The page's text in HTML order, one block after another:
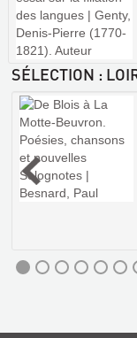
SÉLECTION :